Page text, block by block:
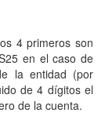
4 primeros son
en el caso de
la entidad (por
de 4 dígitos el
de la cuenta.